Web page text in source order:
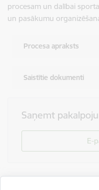
procesam un dalībai
un pasākumu
Procesa apraksts
Saistītie dokumenti
Saņemt
E-